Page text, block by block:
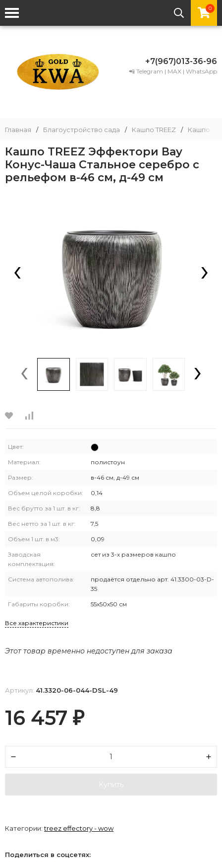
0
+7(967)013-36-96
📲 Telegram | MAX | WhatsApp
Главная / Благоустройство сада / Кашпо TREEZ / Кашпо
Кашпо TREEZ Эффектори Вау
Конус-Чаша Стальное серебро с
рельефом в-46 см, д-49 см
‹ ›
‹ ›
Цвет:
Материал: полистоун
Размер: в-46 см, д-49 см
Объем целой коробки: 0,14
Вес брутто за 1 шт. в кг: 8,8
Вес нетто за 1 шт. в кг: 7,5
Объем 1 шт. в м3: 0,09
Заводская
комплектация:
сет из 3-х размеров кашпо
Система автополива:
продаётся отдельно арт. 41.3300-03-D-
35
Габариты коробки: 55х50х50 см
Все характеристики
Этот товар временно недоступен для заказа
Артикул: 41.3320-06-044-DSL-49
16 457 ₽
Купить
Категории:treez effectory - wow
Поделиться в соцсетях: